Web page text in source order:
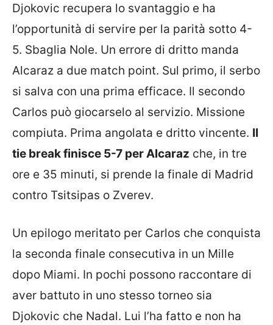
Djokovic recupera lo svantaggio e ha
l’opportunità di servire per la parità sotto 4-
5. Sbaglia Nole. Un errore di dritto manda
Alcaraz a due match point. Sul primo, il serbo
si salva con una prima efficace. Il secondo
Carlos può giocarselo al servizio. Missione
compiuta. Prima angolata e dritto vincente. Il
tie break finisce 5-7 per Alcaraz che, in tre
ore e 35 minuti, si prende la finale di Madrid
contro Tsitsipas o Zverev.
Un epilogo meritato per Carlos che conquista
la seconda finale consecutiva in un Mille
dopo Miami. In pochi possono raccontare di
aver battuto in uno stesso torneo sia
Djokovic che Nadal. Lui l’ha fatto e non ha